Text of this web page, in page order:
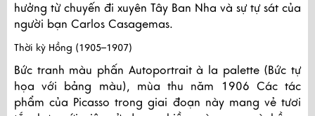
hưởng từ chuyến đi xuyên Tây Ban Nha và sự tự sát của
người bạn Carlos Casagemas.
Thời kỳ Hồng (1905–1907)
Bức tranh màu phấn Autoportrait à la palette (Bức tự
họa với bảng màu), mùa thu năm 1906 Các tác
phẩm của Picasso trong giai đoạn này mang vẻ tươi